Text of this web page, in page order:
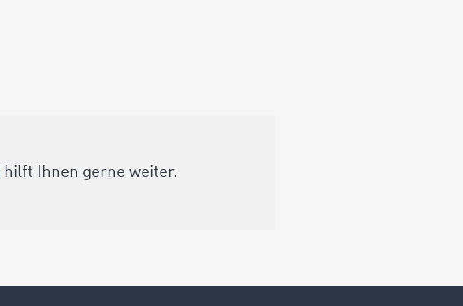
hilft Ihnen gerne weiter.